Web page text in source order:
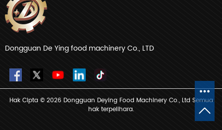
Dongguan De Ying food machinery Co., LTD
Hak Cipta © 2026 Dongguan Deying Food Machinery Co., Ltd Semua
hak terpelihara.